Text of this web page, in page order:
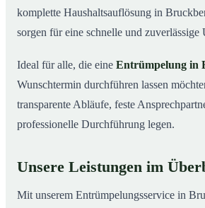
komplette Haushaltsauflösung in
sorgen für eine schnelle und zuverlässige
Ideal für alle, die eine Entrümpelung in
Wunschtermin durchführen lassen
transparente Abläufe, feste
professionelle Durchführung legen.
Unsere Leistungen im
Mit unserem Entrümpelungsservice in